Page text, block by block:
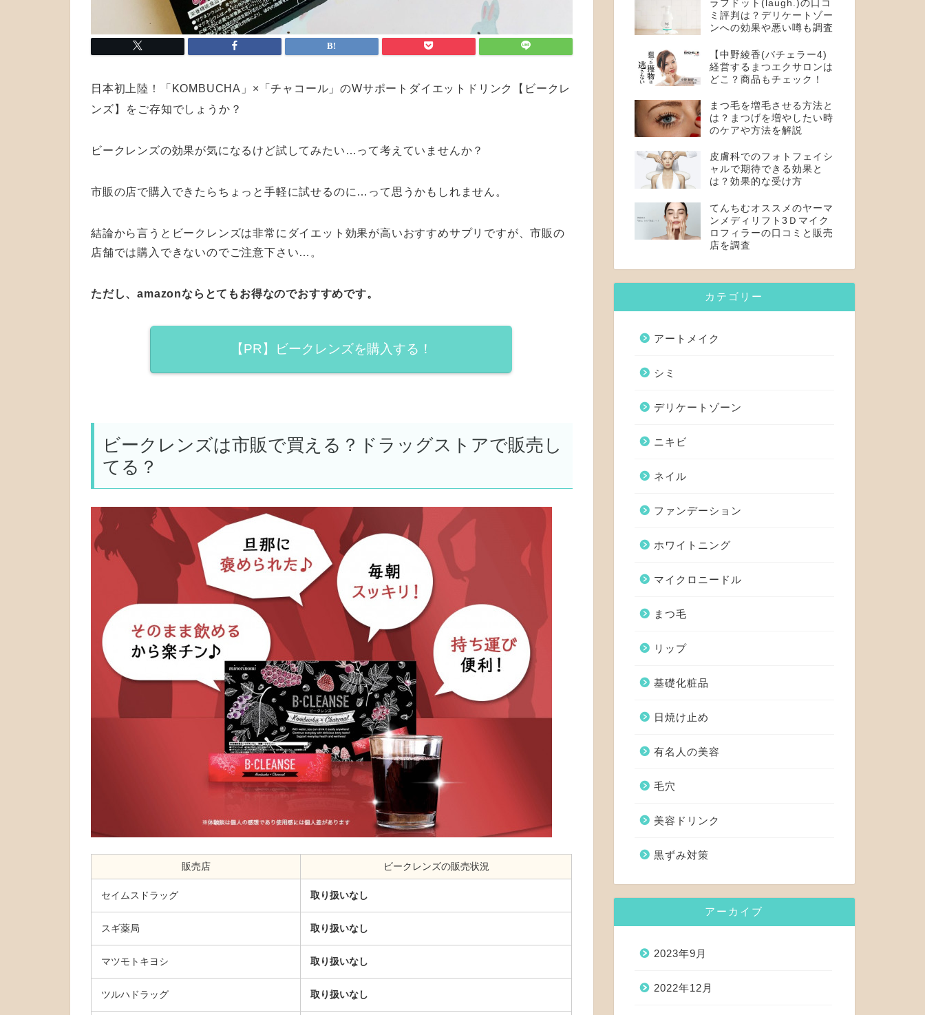
日本初上陸！「KOMBUCHA」×「チャコール」のWサポートダイエットドリンク【ビークレ
ンズ】
をご存知でしょうか？
ビークレンズの効果が気になるけど試してみたい…って考えていませんか？
市販の店で購入できたらちょっと手軽に試せるのに…って思うかもしれません。
結論から言うとビークレンズは非常にダイエット効果が高いおすすめサプリですが、市販の
店舗では購入できないのでご注意下さい…。
ただし、amazonならとてもお得なのでおすすめです。
【PR】ビークレンズを購入する！
ビークレンズは市販で買える？ドラッグストアで販売し
てる？
販売店 ビークレンズの販売状況
セイムスドラッグ 取り扱いなし
スギ薬局 取り扱いなし
マツモトキヨシ 取り扱いなし
ツルハドラッグ 取り扱いなし
ラフドット(laugh.)の口コ
ミ評判は？デリケートゾー
ンへの効果や悪い噂も調査
【中野綾香(バチェラー4)
経営するまつエクサロンは
どこ？商品もチェック！
まつ毛を増毛させる方法と
は？まつげを増やしたい時
のケアや方法を解説
皮膚科でのフォトフェイシ
ャルで期待できる効果と
は？効果的な受け方
てんちむオススメのヤーマ
ンメディリフト3Ｄマイク
ロフィラーの口コミと販売
店を調査
カテゴリー
アートメイク
シミ
デリケートゾーン
ニキビ
ネイル
ファンデーション
ホワイトニング
マイクロニードル
まつ毛
リップ
基礎化粧品
日焼け止め
有名人の美容
毛穴
美容ドリンク
黒ずみ対策
アーカイブ
2023年9月
2022年12月